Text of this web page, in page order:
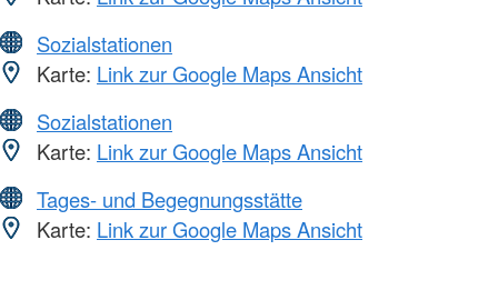
Sozialstationen
Karte: Link zur Google Maps Ansicht
Sozialstationen
Karte: Link zur Google Maps Ansicht
Tages- und Begegnungsstätte
Karte: Link zur Google Maps Ansicht